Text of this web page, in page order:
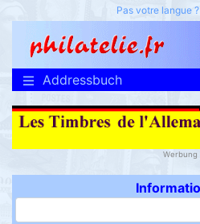
Pas votre langue ?
Addressbuch
Werbung